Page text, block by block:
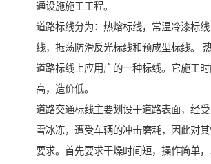
通设施施工工程。
道路标线分为：热熔标线，常温冷漆标
线，振荡防滑反光标线和预成型标线。
道路标线上应用广的一种标线。它施工
高，造价低。
道路交通标线主要划设于道路表面，经
雪冰冻，遭受车辆的冲击磨耗，因此对
要求。首先要求干燥时间短，操作简单